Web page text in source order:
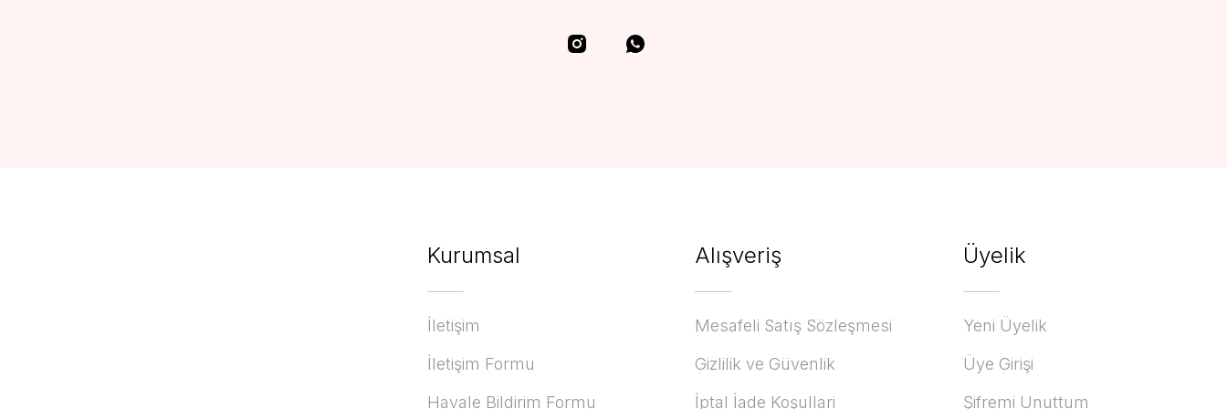
Kurumsal
İletişim
İletişim Formu
Havale Bildirim Formu
Alışveriş
Mesafeli Satış Sözleşmesi
Gizlilik ve Güvenlik
İptal İade Koşullari
Üyelik
Yeni Üyelik
Üye Girişi
Şifremi Unuttum